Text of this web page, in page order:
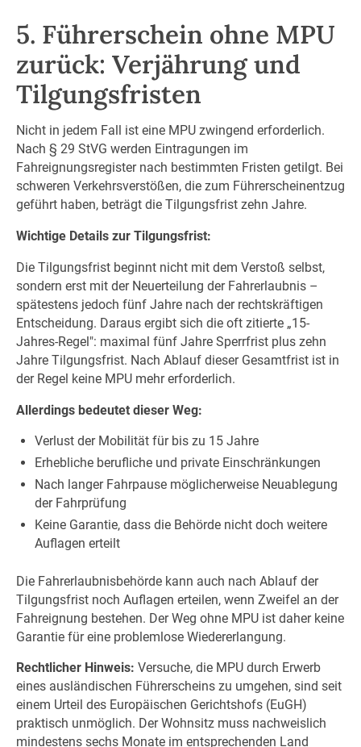
5. Führerschein ohne MPU
zurück: Verjährung und
Tilgungsfristen
Nicht in jedem Fall ist eine MPU zwingend erforderlich.
Nach § 29 StVG werden Eintragungen im
Fahreignungsregister nach bestimmten Fristen getilgt. Bei
schweren Verkehrsverstößen, die zum Führerscheinentzug
geführt haben, beträgt die Tilgungsfrist zehn Jahre.
Wichtige Details zur Tilgungsfrist:
Die Tilgungsfrist beginnt nicht mit dem Verstoß selbst,
sondern erst mit der Neuerteilung der Fahrerlaubnis –
spätestens jedoch fünf Jahre nach der rechtskräftigen
Entscheidung. Daraus ergibt sich die oft zitierte „15-
Jahres-Regel": maximal fünf Jahre Sperrfrist plus zehn
Jahre Tilgungsfrist. Nach Ablauf dieser Gesamtfrist ist in
der Regel keine MPU mehr erforderlich.
Allerdings bedeutet dieser Weg:
Verlust der Mobilität für bis zu 15 Jahre
Erhebliche berufliche und private Einschränkungen
Nach langer Fahrpause möglicherweise Neuablegung
der Fahrprüfung
Keine Garantie, dass die Behörde nicht doch weitere
Auflagen erteilt
Die Fahrerlaubnisbehörde kann auch nach Ablauf der
Tilgungsfrist noch Auflagen erteilen, wenn Zweifel an der
Fahreignung bestehen. Der Weg ohne MPU ist daher keine
Garantie für eine problemlose Wiedererlangung.
Rechtlicher Hinweis: Versuche, die MPU durch Erwerb
eines ausländischen Führerscheins zu umgehen, sind seit
einem Urteil des Europäischen Gerichtshofs (EuGH)
praktisch unmöglich. Der Wohnsitz muss nachweislich
mindestens sechs Monate im entsprechenden Land